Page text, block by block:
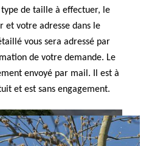
de taille à effectuer, le
et votre adresse dans le
vous sera adressé par
de votre demande. Le
envoyé par mail. Il est à
et est sans engagement.